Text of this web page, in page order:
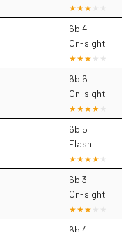
6b.4
On-sight
6b.6
On-sight
6b.5
Flash
6b.3
On-sight
6b.4